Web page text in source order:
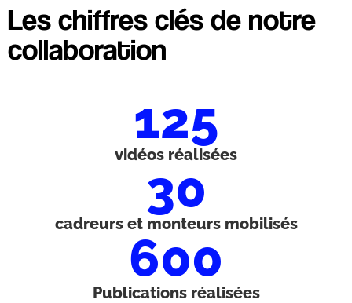
Les chiffres clés de notre
collaboration
125
vidéos réalisées
30
cadreurs et monteurs mobilisés
600
Publications réalisées